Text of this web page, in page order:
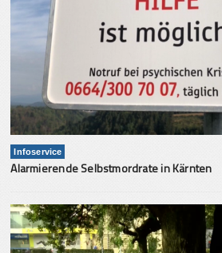
Infoservice
Alarmierende Selbstmordrate in Kärnten